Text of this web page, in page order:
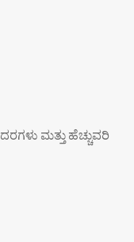
ಮತ್ತು ಹೆಚ್ಚುವರಿ